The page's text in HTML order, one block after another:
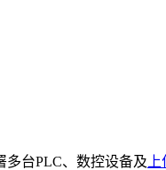
多台PLC、数控设备及